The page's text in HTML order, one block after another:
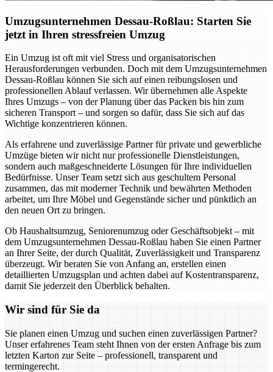
Umzugsunternehmen Dessau-Roßlau: Starten Sie
jetzt in Ihren stressfreien Umzug
Ein Umzug ist oft mit viel Stress und organisatorischen
Herausforderungen verbunden. Doch mit dem Umzugsunternehmen
Dessau-Roßlau können Sie sich auf einen reibungslosen und
professionellen Ablauf verlassen. Wir übernehmen alle Aspekte
Ihres Umzugs – von der Planung über das Packen bis hin zum
sicheren Transport – und sorgen so dafür, dass Sie sich auf das
Wichtige konzentrieren können.
Als erfahrene und zuverlässige Partner für private und gewerbliche
Umzüge bieten wir nicht nur professionelle Dienstleistungen,
sondern auch maßgeschneiderte Lösungen für Ihre individuellen
Bedürfnisse. Unser Team setzt sich aus geschultem Personal
zusammen, das mit moderner Technik und bewährten Methoden
arbeitet, um Ihre Möbel und Gegenstände sicher und pünktlich an
den neuen Ort zu bringen.
Ob Haushaltsumzug, Seniorenumzug oder Geschäftsobjekt – mit
dem Umzugsunternehmen Dessau-Roßlau haben Sie einen Partner
an Ihrer Seite, der durch Qualität, Zuverlässigkeit und Transparenz
überzeugt. Wir beraten Sie von Anfang an, erstellen einen
detaillierten Umzugsplan und achten dabei auf Kostentransparenz,
damit Sie jederzeit den Überblick behalten.
Wir sind für Sie da
Sie planen einen Umzug und suchen einen zuverlässigen Partner?
Unser erfahrenes Team steht Ihnen von der ersten Anfrage bis zum
letzten Karton zur Seite – professionell, transparent und
termingerecht.